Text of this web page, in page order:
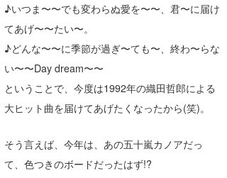
♪いつま〜〜でも変わらぬ愛を〜〜、君〜に届け
てあげ〜〜たい〜。
♪どんな〜〜に季節が過ぎ〜ても〜、終わ〜らな
い〜〜Day dream〜〜
ということで、今度は1992年の織田哲郎による
大ヒット曲を届けてあげたくなったから(笑)。
そう言えば、今年は、あの五十嵐カノアだっ
て、色つきのボードだったはず!?
まっきー
三輪予報士
小川予報士
上田純子
唐澤予報士